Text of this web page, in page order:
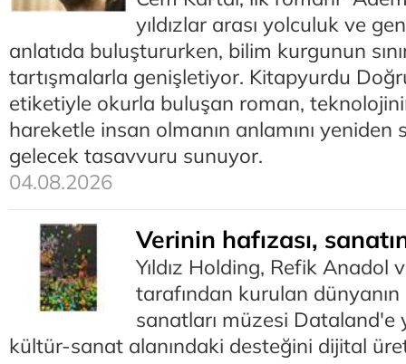
yıldızlar arası yolculuk ve
anlatıda buluştururken, bilim kurgunun
tartışmalarla genişletiyor. Kitapyurdu
etiketiyle okurla buluşan roman,
hareketle insan olmanın anlamını yeniden
gelecek tasavvuru sunuyor.
04.08.2026
Verinin hafızası,
Yıldız Holding, Refik Anadol
tarafından kurulan
sanatları müzesi Dataland'e
kültür-sanat alanındaki desteğini dijital